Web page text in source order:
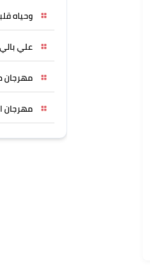
وحياه
علي بالي
مهرجان
مهرجان